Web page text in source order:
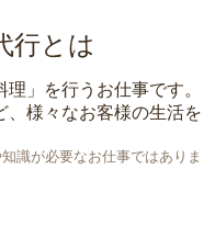
行とは
理 」を行うお仕事です。
、様々なお客様の生活を
識が必要なお仕事ではありま